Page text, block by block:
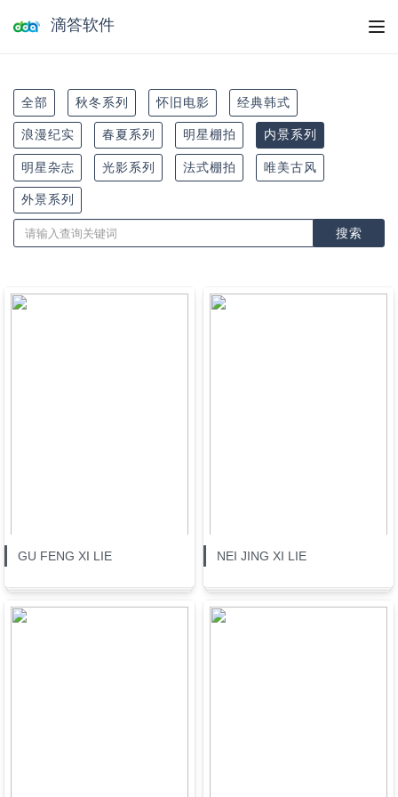
滴答软件
全部 秋冬系列 怀旧电影 经典韩式
浪漫纪实 春夏系列 明星棚拍 内景系列
明星杂志 光影系列 法式棚拍 唯美古风
外景系列
搜索
GU FENG XI LIE NEI JING XI LIE